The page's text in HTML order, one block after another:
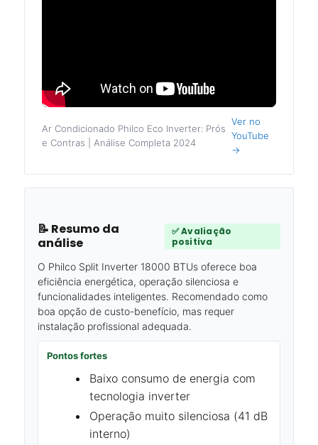
Ar Condicionado Philco Eco Inverter: Prós
e Contras | Análise Completa 2024
Ver no
YouTube
→
📝 Resumo da
análise
✅ Avaliação
positiva
O Philco Split Inverter 18000 BTUs oferece boa
eficiência energética, operação silenciosa e
funcionalidades inteligentes. Recomendado como
boa opção de custo-benefício, mas requer
instalação profissional adequada.
Pontos fortes
Baixo consumo de energia com
tecnologia inverter
Operação muito silenciosa (41 dB
interno)